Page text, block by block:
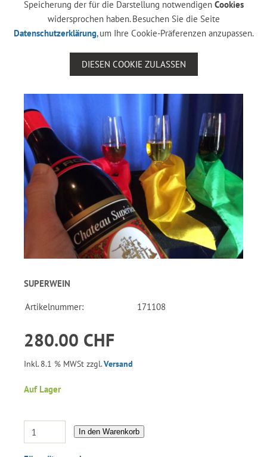
Speicherung der für die Darstellung notwendigen Cookies
widersprochen haben. Besuchen Sie die Seite
Datenschutzerklärung, um Ihre Cookie-Präferenzen anzupassen.
DIESEN COOKIE ZULASSEN
SUPERWEIN
Artikelnummer: 171108
280.00 CHF
Inkl. 8.1 % MWSt zzgl.Versand
Auf Lager
In den Warenkorb